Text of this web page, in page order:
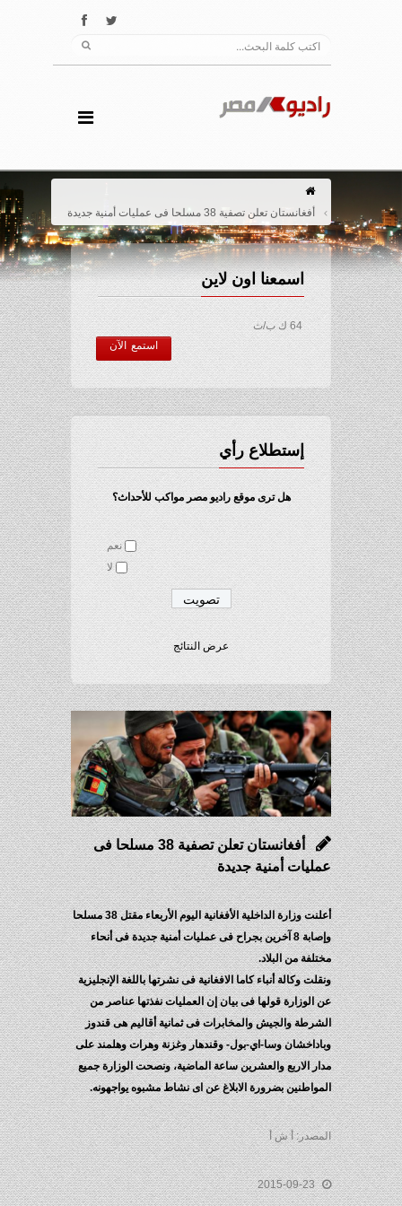
أفغانستان تعلن تصفية 38 مسلحا فى عمليات أمنية جديدة
اسمعنا اون لاين
64 ك ب/ث
استمع الآن
إستطلاع رأي
هل ترى موقع راديو مصر مواكب للأحداث؟
نعم
لا
عرض النتائج
أفغانستان تعلن تصفية 38 مسلحا فى
عمليات أمنية جديدة
أعلنت وزارة الداخلية الأفغانية اليوم الأربعاء مقتل 38 مسلحا
وإصابة 8 آخرين بجراح فى عمليات أمنية جديدة فى أنحاء
مختلفة من البلاد.
ونقلت وكالة أنباء كاما الافغانية فى نشرتها باللغة الإنجليزية
عن الوزارة قولها فى بيان إن العمليات نفذتها عناصر من
الشرطة والجيش والمخابرات فى ثمانية أقاليم هى قندوز
وباداخشان وسا-اي-بول- وقندهار وغزنة وهرات وهلمند على
مدار الاربع والعشرين ساعة الماضية، ونصحت الوزارة جميع
المواطنين بضرورة الابلاغ عن اى نشاط مشبوه يواجهونه.
المصدر: أ ش أ
2015-09-23